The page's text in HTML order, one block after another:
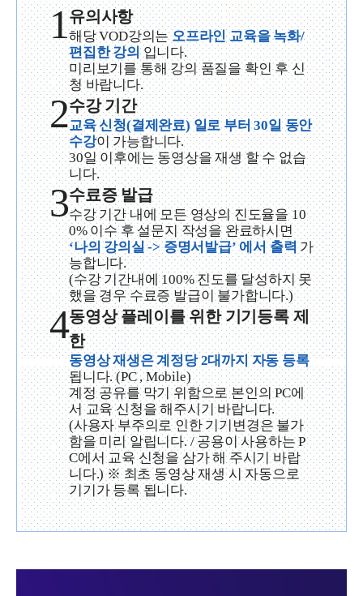
1유의사항
해당 VOD강의는오프라인 교육을 녹화/
편집한 강의 입니다.
미리보기를 통해 강의 품질을 확인 후 신
청 바랍니다.
2수강 기간
교육 신청(결제완료) 일로 부터 30일 동안
수강이 가능합니다.
30일 이후에는 동영상을 재생 할 수 없습
니다.
3수료증 발급
수강 기간 내에 모든 영상의 진도율을 10
0% 이수 후 설문지 작성을 완료하시면
‘나의 강의실 -> 증명서발급’ 에서 출력가
능합니다.
(수강 기간내에 100% 진도를 달성하지 못
했을 경우 수료증 발급이 불가합니다.)
4동영상 플레이를 위한 기기등록 제
한
동영상 재생은 계정당 2대까지 자동 등록
됩니다. (PC , Mobile)
계정 공유를 막기 위함으로 본인의 PC에
서 교육 신청을 해주시기 바랍니다.
(사용자 부주의로 인한 기기변경은 불가
함을 미리 알립니다. / 공용이 사용하는 P
C에서 교육 신청을 삼가 해 주시기 바랍
니다.) ※ 최초 동영상 재생 시 자동으로
기기가 등록 됩니다.